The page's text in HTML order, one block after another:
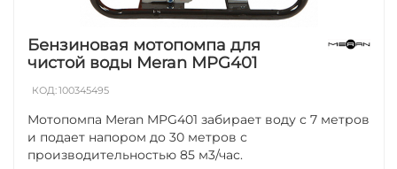
Бензиновая мотопомпа для
чистой воды Meran MPG401
КОД:100345495
Мотопомпа Meran MPG401 забирает воду с 7 метров
и подает напором до 30 метров с
производительностью 85 м3/час.